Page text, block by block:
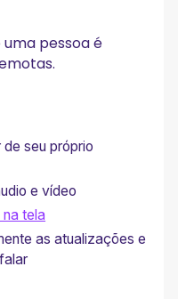
uma pessoa é
seu próprio
e vídeo
tela
as atualizações e